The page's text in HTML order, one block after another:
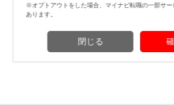
(c) Mynavi Corporation
※オプトアウトをした場合、マイナビ転職の一部サ
あります。
閉じる